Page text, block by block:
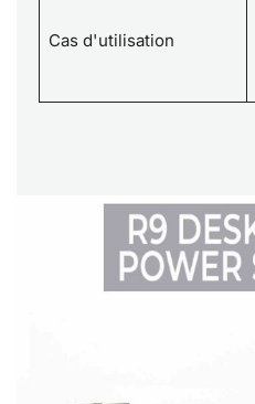
Cas d'utilisation